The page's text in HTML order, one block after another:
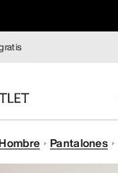
Pantalones